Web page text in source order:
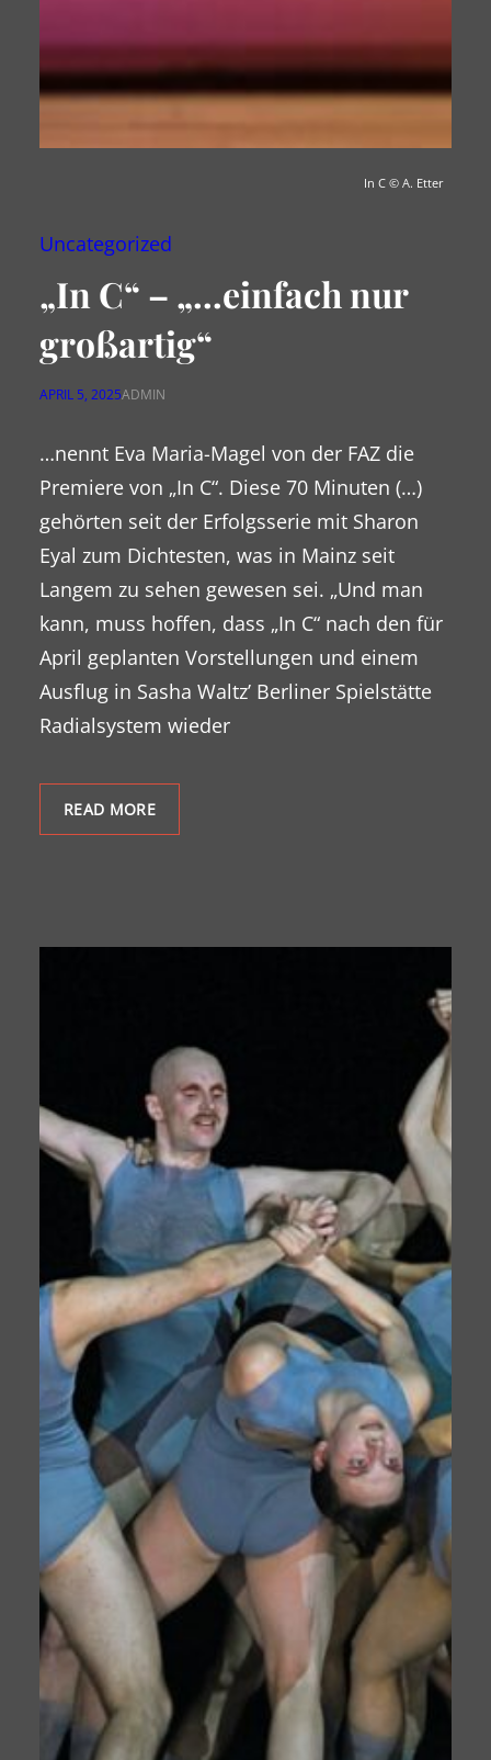
In C © A. Etter
Uncategorized
„In C“ – „…einfach nur
großartig“
APRIL 5, 2025ADMIN
…nennt Eva Maria-Magel von der FAZ die
Premiere von „In C“. Diese 70 Minuten (…)
gehörten seit der Erfolgsserie mit Sharon
Eyal zum Dichtesten, was in Mainz seit
Langem zu sehen gewesen sei. „Und man
kann, muss hoffen, dass „In C“ nach den für
April geplanten Vorstellungen und einem
Ausflug in Sasha Waltz’ Berliner Spielstätte
Radialsystem wieder
READ MORE